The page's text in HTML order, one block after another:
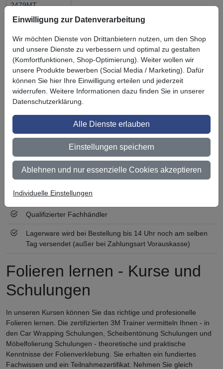
2479MT
Ihre Vorteile bei uns
3M BestPartner Commercial Solutions
Persönliche Beratung und Betreuung
Keine Mindestbestellmenge
Ab 300 € Nettowarenwert versandkostenfrei (innerhalb
Zertifiziert nach ISO 9001
Qualifizierter Fachhändler
Lagerware wird bei Bestellung bis 14 Uhr noch am selben
Tag versendet (außer bei Zahlungsart Vorauskasse)
Folieren lernen - Kurse und
Schulungen
In unseren Kursen können Sie das richtige und profesionelle
Folieren lernen. Die zertifizierten 3M Trainer vermitteln Ihnen - in
den Car Wrapping Schulungen, Scheibentönung Schulungen und
Möbelfolierung Schulungen - theoretische und praktische
Kenntnisse der Folienverklebung. Sie erhalten ein fundiertes
Fachwissen und ein Teilnahmezertifikat. Nehmen Sie gleich
Einwilligung zur Datenverarbeitung
Wir möchten Dienste von Drittanbietern nutzen, um den Shop
und unsere Dienste zu verbessern und optimal zu gestalten
(Komfortfunktionen, Shop-Optimierung). Weiter wollen wir
unsere Produkte bewerben (Social Media / Marketing). Dafür
können Sie hier Ihre Einwilligung erteilen und jederzeit
widerrufen. Weitere Informationen dazu finden Sie in unserer
Datenschutzerklärung.
Alle Dienste erlauben
Einstellungen speichern
Ablehnen und nur essenzielle Cookies akzeptieren
Individuelle Einstellungen